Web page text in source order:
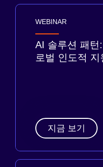
WEBINAR
AI 솔루션 패턴
로벌 인도적
지금 보기